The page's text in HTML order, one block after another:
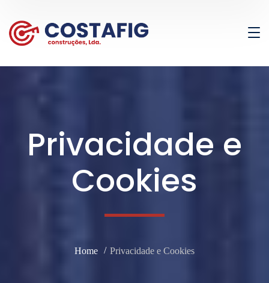
Privacidade e
Cookies
Home Privacidade e Cookies